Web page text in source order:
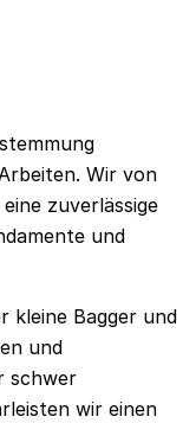
Wir von
zuverlässige
und
kleine Bagger und
und
schwer
wir einen